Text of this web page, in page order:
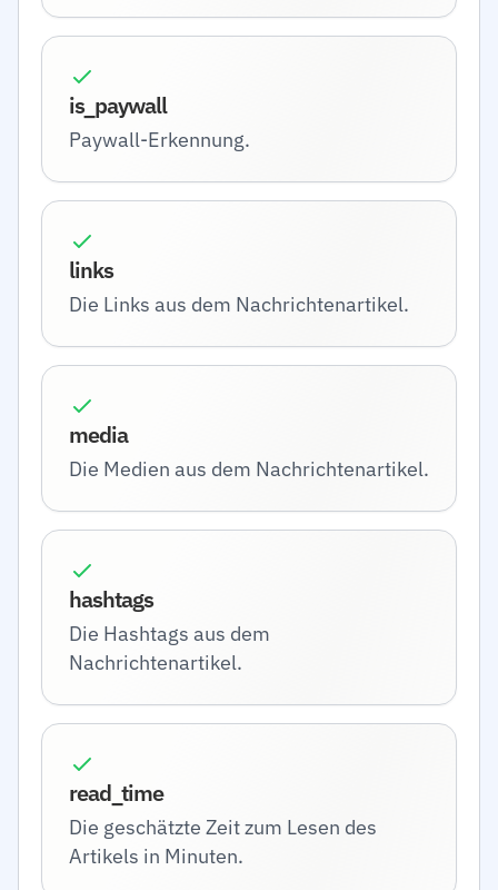
is_paywall
Paywall-Erkennung.
links
Die Links aus dem Nachrichtenartikel.
media
Die Medien aus dem Nachrichtenartikel.
hashtags
Die Hashtags aus dem
Nachrichtenartikel.
read_time
Die geschätzte Zeit zum Lesen des
Artikels in Minuten.